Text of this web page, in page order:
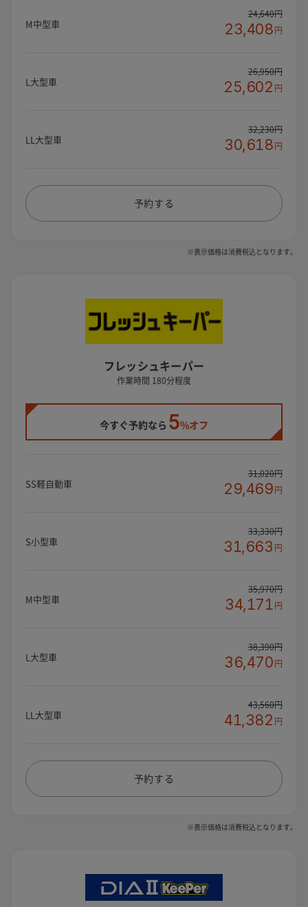
M中型車
24,640円
23,408円
L大型車
26,950円
25,602 円
LL大型車
32,230円
30,618円
予約する
※表示価格は消費税込となります。
フレッシュキーパー
作業時間 180分程度
今すぐ予約なら 5%オフ
SS軽自動車
31,020円
29,469円
S小型車
33,330円
31,663 円
M中型車
35,970円
34,171円
L大型車
38,390円
36,470円
LL大型車
43,560円
41,382 円
予約する
※表示価格は消費税込となります。